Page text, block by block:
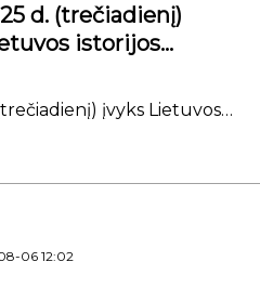
d. (trečiadienį)
istorijos
posėdis
įvyks Lietuvos
posėdis
06 12:02